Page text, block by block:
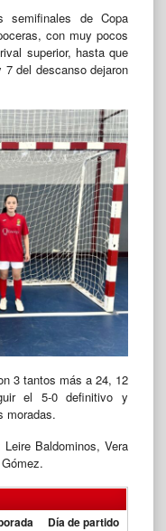
semifinales de Copa
con muy pocos
superior, hasta que
del descanso dejaron
3 tantos más a 24, 12
el 5-0 definitivo y
moradas.
Baldominos, Vera
Día de partido